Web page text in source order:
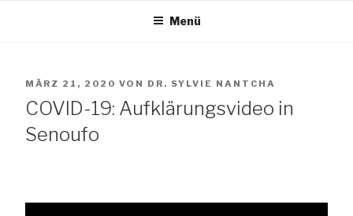
The African Network of Germany
Menü
VERÖFFENTLICHT
AM
MÄRZ 21, 2020 VON DR. SYLVIE NANTCHA
COVID-19: Aufklärungsvideo in
Senoufo